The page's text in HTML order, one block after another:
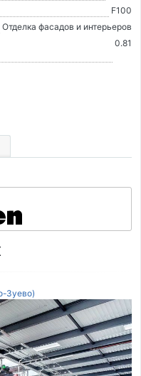
F100
Отделка фасадов и интерьеров
0.81
Зуево)